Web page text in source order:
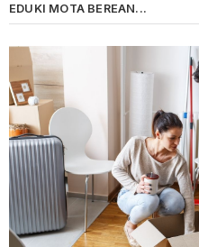
EDUKI MOTA BEREAN...